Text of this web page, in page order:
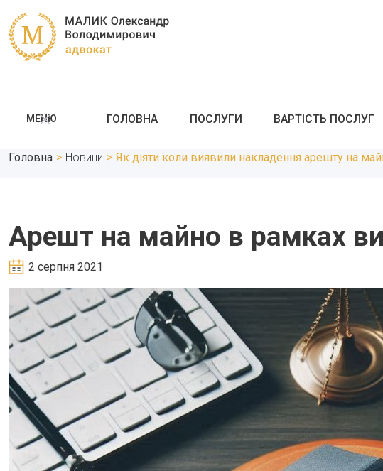
МЕНЮ ГОЛОВНА ПОСЛУГИ ВАРТІСТЬ ПОСЛУГ
Головна > Новини > Як діяти коли виявили накладення арешту на
Арешт на майно в рамках
2 серпня 2021